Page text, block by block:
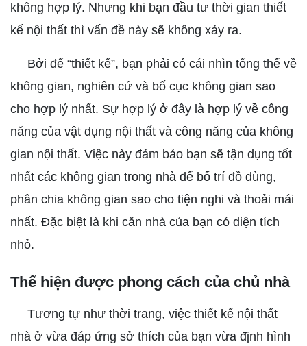
không hợp lý. Nhưng khi bạn đầu tư thời gian thiết
kế nội thất thì vấn đề này sẽ không xảy ra.
Bởi để “thiết kế”, bạn phải có cái nhìn tổng thể về
không gian, nghiên cứ và bố cục không gian sao
cho hợp lý nhất. Sự hợp lý ở đây là hợp lý về công
năng của vật dụng nội thất và công năng của không
gian nội thất. Việc này đảm bảo bạn sẽ tận dụng tốt
nhất các không gian trong nhà để bố trí đồ dùng,
phân chia không gian sao cho tiện nghi và thoải mái
nhất. Đặc biệt là khi căn nhà của bạn có diện tích
nhỏ.
Thể hiện được phong cách của chủ nhà
Tương tự như thời trang, việc thiết kế nội thất
nhà ở vừa đáp ứng sở thích của bạn vừa định hình